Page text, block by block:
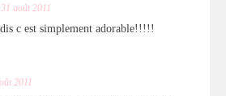
31 août 2011
c est simplement adorable!!!!!
2011